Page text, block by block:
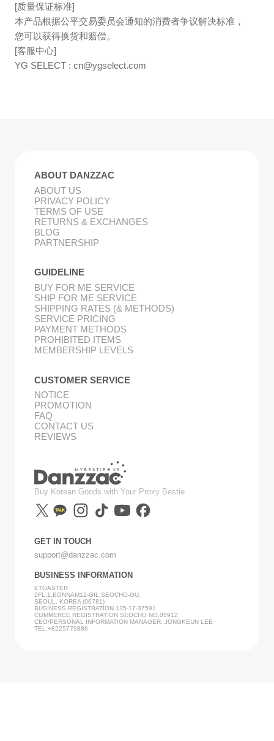
[质量保证标准]
本产品根据公平交易委员会通知的消费者争议解决标准，
您可以获得换货和赔偿。
[客服中心]
YG SELECT :cn@ygselect.com
ABOUT DANZZAC
ABOUT US
PRIVACY POLICY
TERMS OF USE
RETURNS & EXCHANGES
BLOG
PARTNERSHIP
GUIDELINE
BUY FOR ME SERVICE
SHIP FOR ME SERVICE
SHIPPING RATES (& METHODS)
SERVICE PRICING
PAYMENT METHODS
PROHIBITED ITEMS
MEMBERSHIP LEVELS
CUSTOMER SERVICE
NOTICE
PROMOTION
FAQ
CONTACT US
REVIEWS
Buy Korean Goods with Your Proxy Bestie
GET IN TOUCH
support@danzzac.com
BUSINESS INFORMATION
ETOASTER
2FL,1,EONNAM12-GIL,SEOCHO-GU,
SEOUL, KOREA (06781)
BUSINESS REGISTRATION 135-17-37591
COMMERCE REGISTRATION SEOCHO NO.05912
CEO/PERSONAL INFORMATION MANAGER: JONGKEUN LEE
TEL:+8225779886